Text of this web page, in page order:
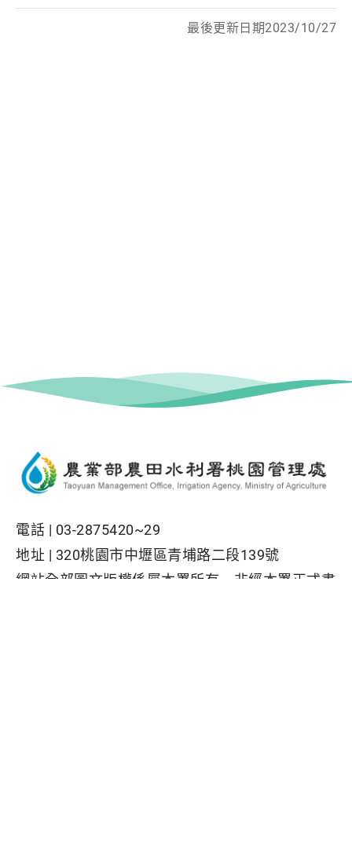
最後更新日期2023/10/27
電話 | 03-2875420~29
地址 | 320桃園市中壢區青埔路二段139號
網站全部圖文版權係屬本署所有，非經本署正式書